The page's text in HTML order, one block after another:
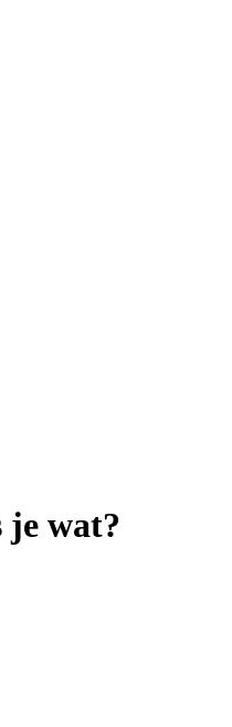
je wat?